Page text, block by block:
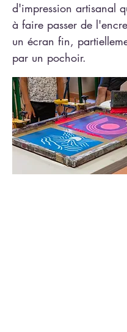
d'impression artisanal
à faire passer de
un écran fin,
par un pochoir.